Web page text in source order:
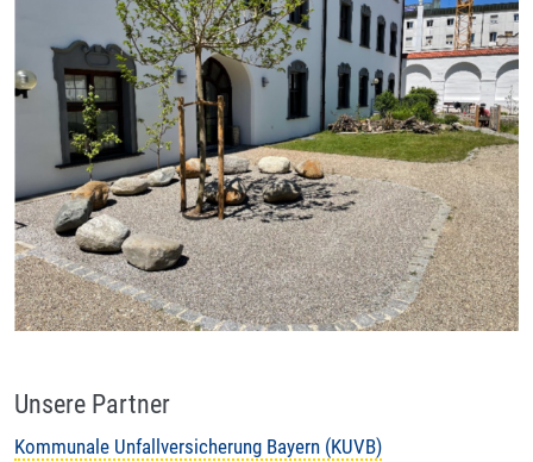
Unsere Partner
Kommunale Unfallversicherung Bayern (KUVB)